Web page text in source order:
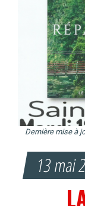
Dernière mise à
13 mai